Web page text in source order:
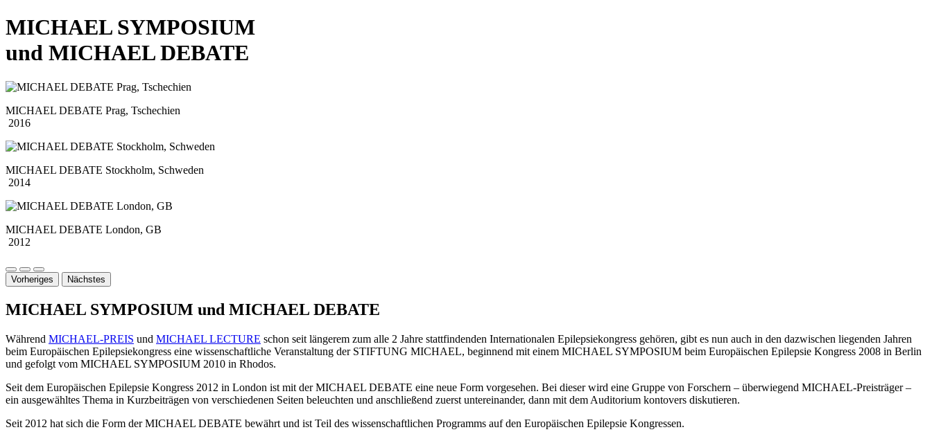
MICHAEL SYMPOSIUM
und MICHAEL DEBATE
MICHAEL DEBATE Prag, Tschechien
2016
MICHAEL DEBATE Stockholm, Schweden
2014
MICHAEL DEBATE London, GB
2012
Vorheriges Nächstes
MICHAEL SYMPOSIUM und MICHAEL DEBATE
Während MICHAEL-PREIS und MICHAEL LECTURE schon seit längerem zum alle 2 Jahre stattfindenden Internationalen Epilepsiekongress gehören, gibt es nun auch in den dazwischen liegenden Jahren
beim Europäischen Epilepsiekongress eine wissenschaftliche Veranstaltung der STIFTUNG MICHAEL, beginnend mit einem MICHAEL SYMPOSIUM beim Europäischen Epilepsie Kongress 2008 in Berlin
und gefolgt vom MICHAEL SYMPOSIUM 2010 in Rhodos.
Seit dem Europäischen Epilepsie Kongress 2012 in London ist mit der MICHAEL DEBATE eine neue Form vorgesehen. Bei dieser wird eine Gruppe von Forschern – überwiegend MICHAEL-Preisträger –
ein ausgewähltes Thema in Kurzbeiträgen von verschiedenen Seiten beleuchten und anschließend zuerst untereinander, dann mit dem Auditorium kontovers diskutieren.
Seit 2012 hat sich die Form der MICHAEL DEBATE bewährt und ist Teil des wissenschaftlichen Programms auf den Europäischen Epilepsie Kongressen.